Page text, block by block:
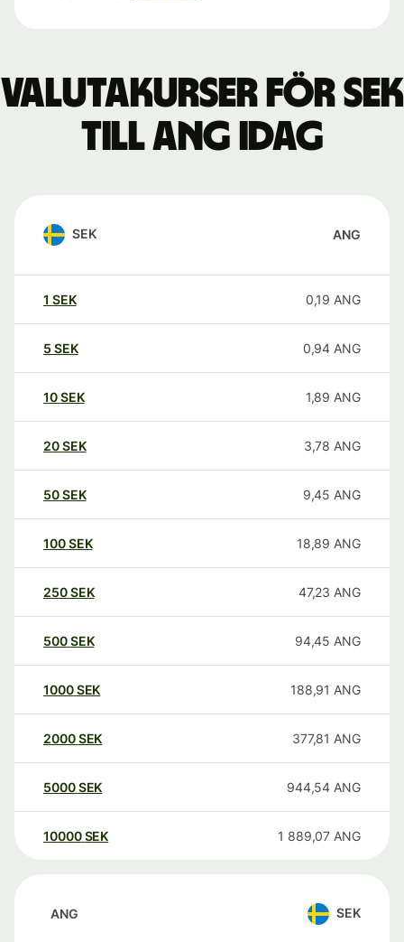
Valutakurser för SEK
till ANG idag
SEK ANG
1 SEK 0,19 ANG
5 SEK 0,94 ANG
10SEK 1,89 ANG
20SEK 3,78 ANG
50SEK 9,45 ANG
100SEK 18,89 ANG
250SEK 47,23 ANG
500SEK 94,45 ANG
1000SEK 188,91 ANG
2000SEK 377,81 ANG
5000SEK 944,54 ANG
10000 SEK 1 889,07 ANG
ANG SEK